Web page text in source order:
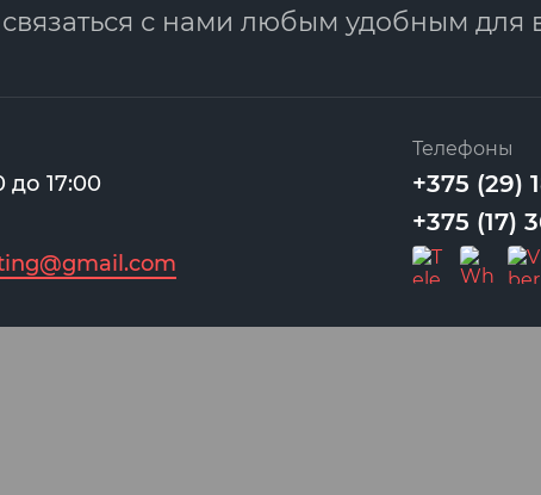
с нами любым удобным для
до 17:00
Телефоны
+375 (29)
+375 (17)